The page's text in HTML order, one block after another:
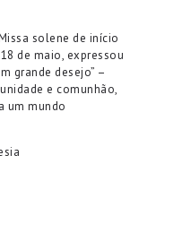
solene de início
de maio, expressou
grande desejo” –
e comunhão,
um mundo